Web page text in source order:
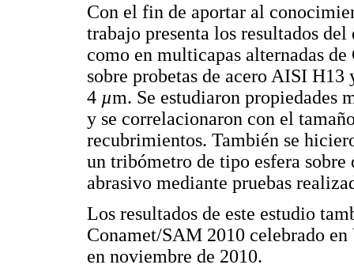
Con el fin de aportar al
trabajo presenta los resultados
como en multicapas alternadas
sobre probetas de acero AISI
4 µm. Se estudiaron propiedades
y se correlacionaron con el
recubrimientos. También se
un tribómetro de tipo esfera sobre
abrasivo mediante pruebas
Los resultados de este estudio
Conamet/SAM 2010 celebrado
en noviembre de 2010.